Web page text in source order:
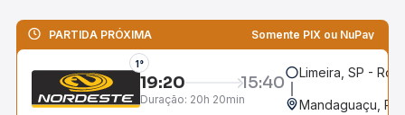
PARTIDA PRÓXIMA Somente PIX ou NuPay
1°
19:20 15:40
Duração: 20h 20min
Limeira, SP -
Mandaguaçu, PR